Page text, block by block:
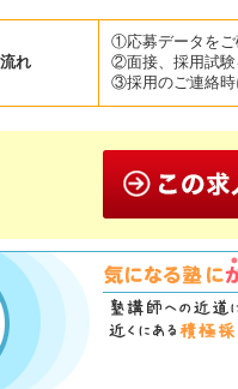
れ
①応募データをご
②面接、採用試験
③採用のご連絡時